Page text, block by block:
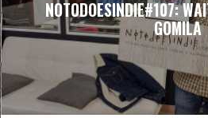
NOTODOESINDIE#107:
GOMILA